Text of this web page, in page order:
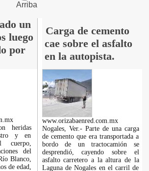
Arriba
un
luego
por
Carga de cemento
cae sobre el asfalto
en la autopista.
heridas
y en
cuerpo,
del
Blanco,
de edad,
www.orizabaenred.com.mx
Nogales, Ver.- Parte de una carga
de cemento que era transportada a
bordo de un tractocamión se
desprendió, cayendo sobre el
asfalto carretero a la altura de la
Laguna de Nogales en el carril de